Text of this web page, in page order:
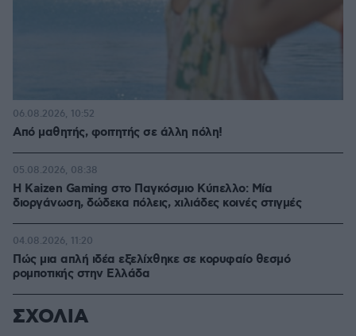
Από μαθητής, φοιτητής σε άλλη πόλη!
06.08.2026, 10:52
H Kaizen Gaming στο Παγκόσμιο Kύπελλο: Μία
διοργάνωση, δώδεκα πόλεις, χιλιάδες κοινές στιγμές
05.08.2026, 08:38
Πώς μια απλή ιδέα εξελίχθηκε σε κορυφαίο θεσμό
ρομποτικής στην Ελλάδα
04.08.2026, 11:20
ΣΧΟΛΙΑ